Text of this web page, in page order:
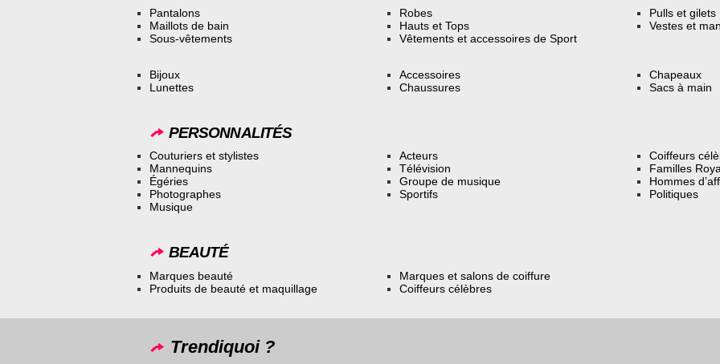
Pantalons
Maillots de bain
Sous-vêtements
Robes
Hauts et Tops
Vêtements et accessoires de Sport
Pulls et gilets
Vestes et
Bijoux
Lunettes
Accessoires
Chaussures
Chapeaux
Sacs à main
PERSONNALITÉS
Couturiers et stylistes
Mannequins
Égéries
Photographes
Musique
Acteurs
Télévision
Groupe de musique
Sportifs
Coiffeurs
Familles
Hommes
Politiques
BEAUTÉ
Marques beauté
Produits de beauté et maquillage
Marques et salons de coiffure
Coiffeurs célèbres
Trendiquoi ?